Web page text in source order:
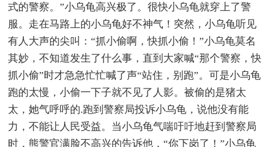
式的警察。”小乌龟高兴极了。很快小乌龟就穿上了警
服。走在马路上的小乌龟好不神气！突然，小乌龟听见
有人大声的尖叫：“抓小偷啊，快抓小偷！”小乌龟莫名
其妙，不知道发生了什么事，直到大家喊“那个警察，快
抓小偷”时才急急忙忙喊了声“站住，别跑”。可是小乌龟
跑的太慢，小偷一下子就不见了人影。被偷的是猪太
太，她气呼呼的.跑到警察局投诉小乌龟，说他没有能
力，不能让人民受益。当小乌龟气喘吁吁地赶到警察局
时，熊警官满脸不高兴的告诉他，“你下岗了！”小乌龟